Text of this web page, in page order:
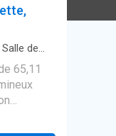
Salle de
65,11